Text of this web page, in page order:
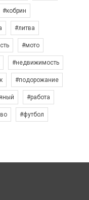
#кобрин
#литва
#мото
#недвижимость
#подорожание
#работа
#футбол